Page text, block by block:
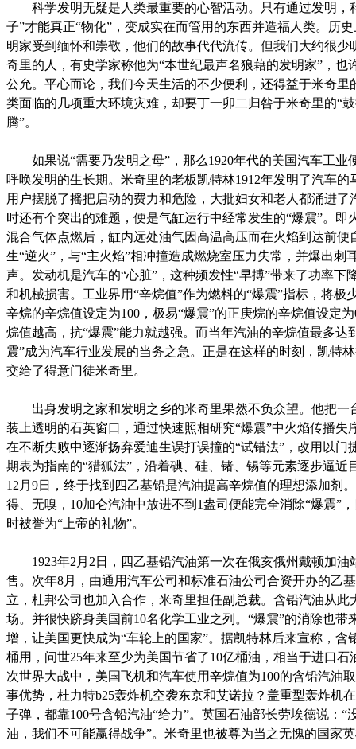
科学发明无疑是人类最重要的心智活动。只有通过发明，
子”才能真正“物化”，变成实在而管用的东西并造福人类。历
明家受到缅怀和崇敬，他们的故事代代流传。但我们大约很少
奇里的人，有史学家称他为“本世纪最声名狼藉的发明家”，也
公允。平心而论，我们今天生活的不少便利，还得益于米奇里
类面临的几项重大环境灾难，却要丁一卯二归咎于米奇里的“鼓
腾”。
如果说“需要乃发明之母”，那么1920年代的美国汽车工业
呼唤发明的生长期。米奇里的老板凯特林1912年发明了汽车的
用户摆脱了摇把启动的费力和危险，大批妇女和老人都涌进了
时还有个突出的难题，便是气缸运行中经常发生的“爆震”。即
混合气体点燃后，缸内远处油气因高温高压而在火焰到达前便
生“逆火”，与“主火焰”相冲撞造成燃烧室压力失常，并爆出刺
声。发动机是汽车的“心脏”，这种频发性“早搏”带来了功率下
和机械损害。工业界用“辛烷值”作为燃料的“爆震”指标，将极
辛烷的辛烷值设定为100，极易“爆震”的正庚烷的辛烷值设定
烷值越高，抗“爆震”能力就越强。而当年汽油的辛烷值最多达
震”成为汽车行业发展的当务之急。正是在这样的时刻，凯特
交给了得意门徒米奇里。
出身发明之家和发明之乡的米奇里果然不负众望。他把一
装上透明的石英窗口，通过快速照相研究“爆震”中火焰传播失
在不断失败中逐渐扬弃爱迪生误打误撞的“试错法”，改用以门
期表为指南的“猎狐法”，沿着碘、硅、锗、锡等元素逐步逼近
12月9日，终于找到四乙基铅是汽油提高辛烷值的理想添加剂
得、无嗅，10加仑汽油中放进不到1盎司便能完全消除“爆震”
时被誉为“上帝的礼物”。
1923年2月2日，四乙基铅汽油第一次在俄亥俄州戴顿加油
售。次年8月，由通用汽车公司和标准石油公司合资开办的乙
立，杜邦公司也加入合作，米奇里担任副总裁。含铅汽油从此
场。并很快跻身美国前10名化学工业之列。“爆震”的消除也带
增，让美国更快成为“车轮上的国家”。据凯特林后来宣称，含
桶用，问世25年来至少为美国节省了10亿桶油，相当于进口石
次世界大战中，美国飞机和汽车使用辛烷值为100的含铅汽油
事优势，杜力特b25轰炸机空袭东京和艾诺拉？盖重型轰炸机
子弹，都靠100号含铅汽油“给力”。英国石油部长劳埃德说：“
油，我们不可能赢得战争”。米奇里也被尊为当之无愧的国家